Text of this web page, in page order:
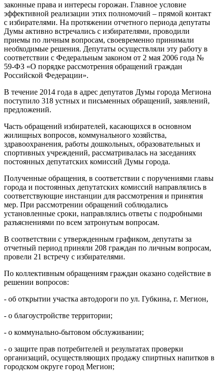
законные права и интересы горожан. Главное условие
эффективной реализации этих полномочий – прямой контакт
с избирателями. На протяжении отчетного периода депутаты
Думы активно встречались с избирателями, проводили
приемы по личным вопросам, своевременно принимали
необходимые решения. Депутаты осуществляли эту работу в
соответствии с Федеральным законом от 2 мая 2006 года №
59-ФЗ «О порядке рассмотрения обращений граждан
Российской Федерации».
В течение 2014 года в адрес депутатов Думы города Мегиона
поступило 318 устных и письменных обращений, заявлений,
предложений.
Часть обращений избирателей, касающихся в основном
жилищных вопросов, коммунального хозяйства,
здравоохранения, работы дошкольных, образовательных и
спортивных учреждений, рассматривалась на заседаниях
постоянных депутатских комиссий Думы города.
Полученные обращения, в соответствии с поручениями главы
города и постоянных депутатских комиссий направлялись в
соответствующие инстанции для рассмотрения и принятия
мер. При рассмотрении обращений соблюдались
установленные сроки, направлялись ответы с подробными
разъяснениями по всем затронутым вопросам.
В соответствии с утвержденным графиком, депутаты за
отчетный период приняли 208 граждан по личным вопросам,
провели 21 встречу с избирателями.
По коллективным обращениям граждан оказано содействие в
решении вопросов:
- об открытии участка автодороги по ул. Губкина, г. Мегион,
- о благоустройстве территории;
- о коммунально-бытовом обслуживании;
- о защите прав потребителей и результатах проверки
организаций, осуществляющих продажу спиртных напитков в
городском округе город Мегион;